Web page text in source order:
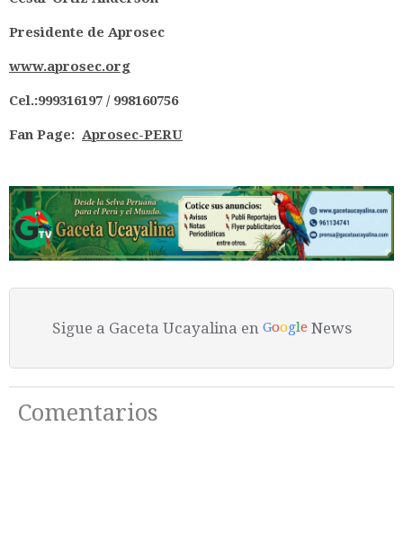
Presidente de Aprosec
www.aprosec.org
Cel.:999316197 / 998160756
Fan Page: Aprosec-PERU
Sigue a Gaceta Ucayalina en Google News
Comentarios